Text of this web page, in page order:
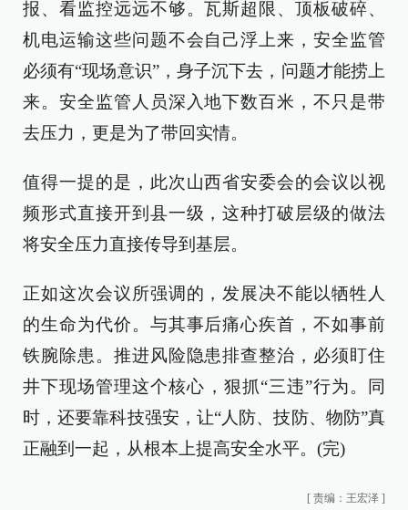
报、看监控远远不够。瓦斯超限、顶板破碎、
机电运输这些问题不会自己浮上来，安全监管
必须有“现场意识”，身子沉下去，问题才能捞上
来。安全监管人员深入地下数百米，不只是带
去压力，更是为了带回实情。
值得一提的是，此次山西省安委会的会议以视
频形式直接开到县一级，这种打破层级的做法
将安全压力直接传导到基层。
正如这次会议所强调的，发展决不能以牺牲人
的生命为代价。与其事后痛心疾首，不如事前
铁腕除患。推进风险隐患排查整治，必须盯住
井下现场管理这个核心，狠抓“三违”行为。同
时，还要靠科技强安，让“人防、技防、物防”真
正融到一起，从根本上提高安全水平。(完)
[ 责编：王宏泽 ]